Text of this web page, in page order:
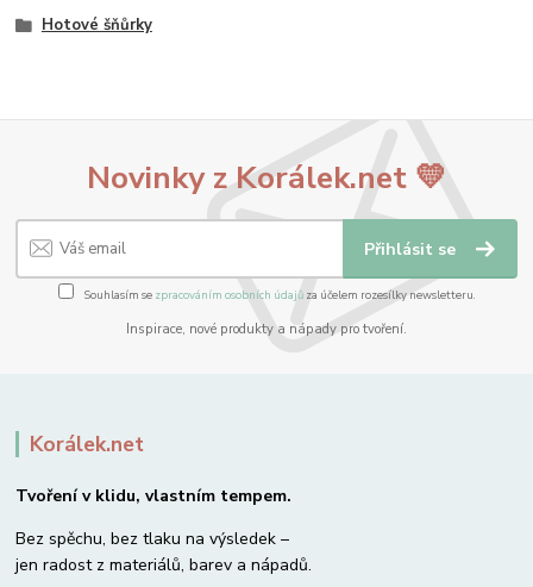
Hotové šňůrky
Novinky z Korálek.net 💛
Přihlásit se
Souhlasím se zpracováním osobních údajůza účelem rozesílky newsletteru.
Inspirace, nové produkty a nápady pro tvoření.
Korálek.net
Tvoření v klidu, vlastním tempem.
Bez spěchu, bez tlaku na výsledek –
jen radost z materiálů, barev a nápadů.